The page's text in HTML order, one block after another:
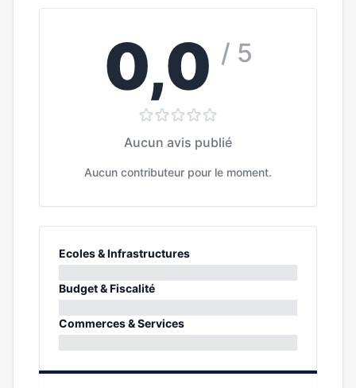
0,0 / 5
Aucun avis publié
Aucun contributeur pour le moment.
Ecoles & Infrastructures
0%
Budget & Fiscalité
0%
Commerces & Services